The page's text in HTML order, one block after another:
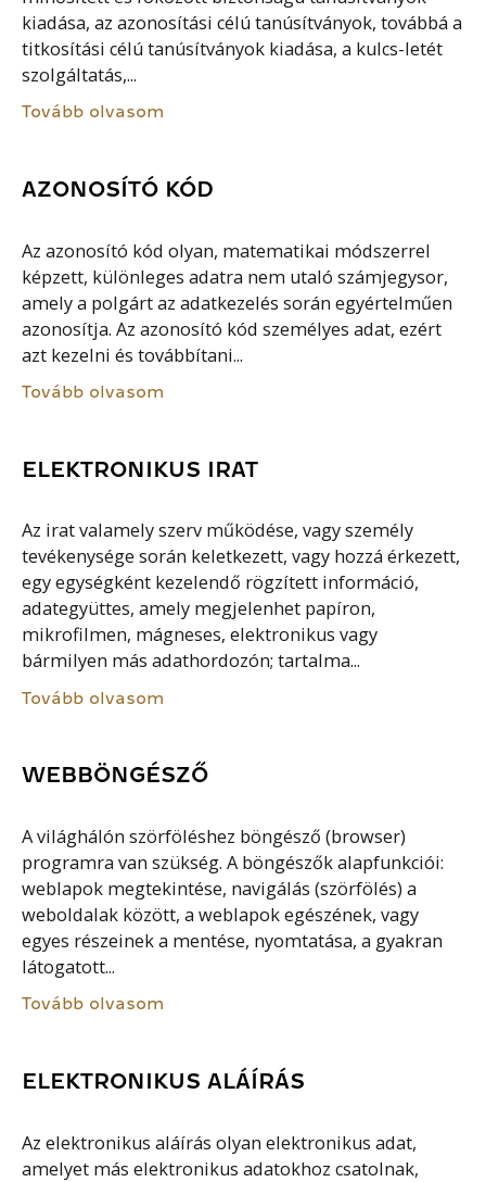
kiadása, az azonosítási célú tanúsítványok, továbbá a
titkosítási célú tanúsítványok kiadása, a kulcs-letét
szolgáltatás,...
Tovább olvasom
AZONOSÍTÓ KÓD
Az azonosító kód olyan, matematikai módszerrel
képzett, különleges adatra nem utaló számjegysor,
amely a polgárt az adatkezelés során egyértelműen
azonosítja. Az azonosító kód személyes adat, ezért
azt kezelni és továbbítani...
Tovább olvasom
ELEKTRONIKUS IRAT
Az irat valamely szerv működése, vagy személy
tevékenysége során keletkezett, vagy hozzá érkezett,
egy egységként kezelendő rögzített információ,
adategyüttes, amely megjelenhet papíron,
mikrofilmen, mágneses, elektronikus vagy
bármilyen más adathordozón; tartalma...
Tovább olvasom
WEBBÖNGÉSZŐ
A világhálón szörföléshez böngésző (browser)
programra van szükség. A böngészők alapfunkciói:
weblapok megtekintése, navigálás (szörfölés) a
weboldalak között, a weblapok egészének, vagy
egyes részeinek a mentése, nyomtatása, a gyakran
látogatott...
Tovább olvasom
ELEKTRONIKUS ALÁÍRÁS
Az elektronikus aláírás olyan elektronikus adat,
amelyet más elektronikus adatokhoz csatolnak,